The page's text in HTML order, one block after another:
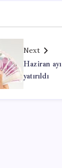
Next
Haziran
yatırıldı